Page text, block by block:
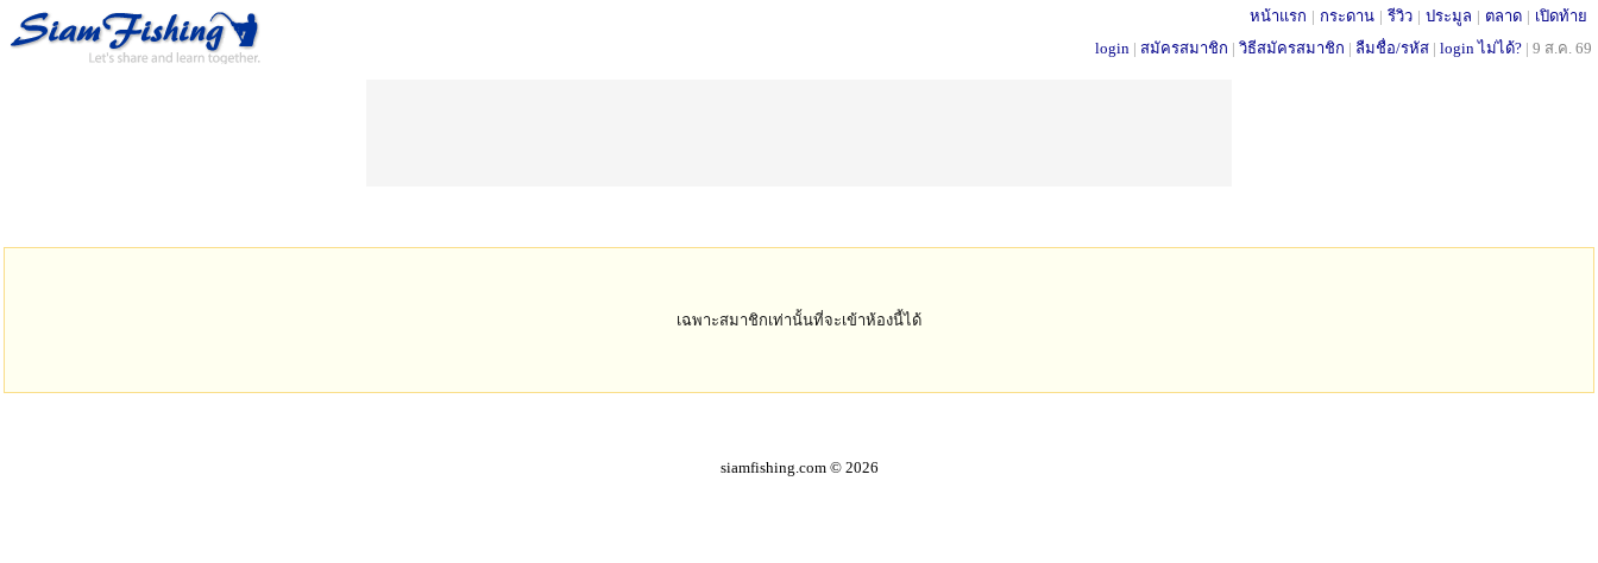
หน้าแรก | กระดาน | รีวิว | ประมูล | ตลาด | เปิดท้าย
login | สมัครสมาชิก | วิธีสมัครสมาชิก | ลืมชื่อ/รหัส | login ไม่ได้? | 9 ส.ค. 69
เฉพาะสมาชิกเท่านั้นที่จะเข้าห้องนี้ได้
siamfishing.com © 2026